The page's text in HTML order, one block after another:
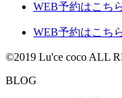
WEB予約はこち
WEB予約はこち
©2019 Lu'ce coco ALL
BLOG